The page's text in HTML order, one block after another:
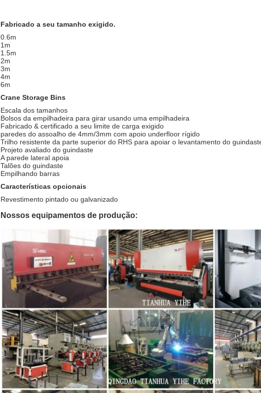
Deixe um recado
Fabricado a seu tamanho exigido.
0.6m
1m
1.5m
2m
3m
4m
6m
Crane Storage Bins
Escala dos tamanhos
Bolsos da empilhadeira para girar usando uma empilhadeira
Fabricado & certificado a seu limite de carga exigido
paredes do assoalho de 4mm/3mm com apoio underfloor rígido
Trilho resistente da parte superior do RHS para apoiar o levantamento do
Projeto avaliado do guindaste
A parede lateral apoia
Talões do guindaste
Empilhando barras
Características opcionais
Revestimento pintado ou galvanizado
Nossos equipamentos de produção: